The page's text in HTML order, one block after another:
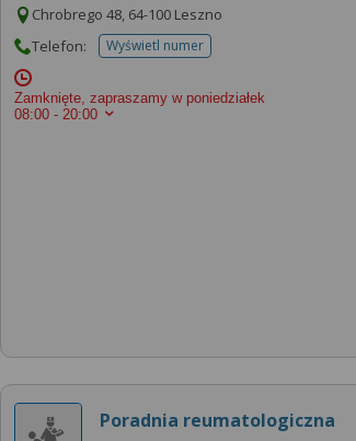
Chrobrego 48, 64-100 Leszno
Telefon:
Wyświetl numertelefonu do placowki
Zamknięte, zapraszamy w poniedziałek
08:00 - 20:00
Poradnia reumatologiczna